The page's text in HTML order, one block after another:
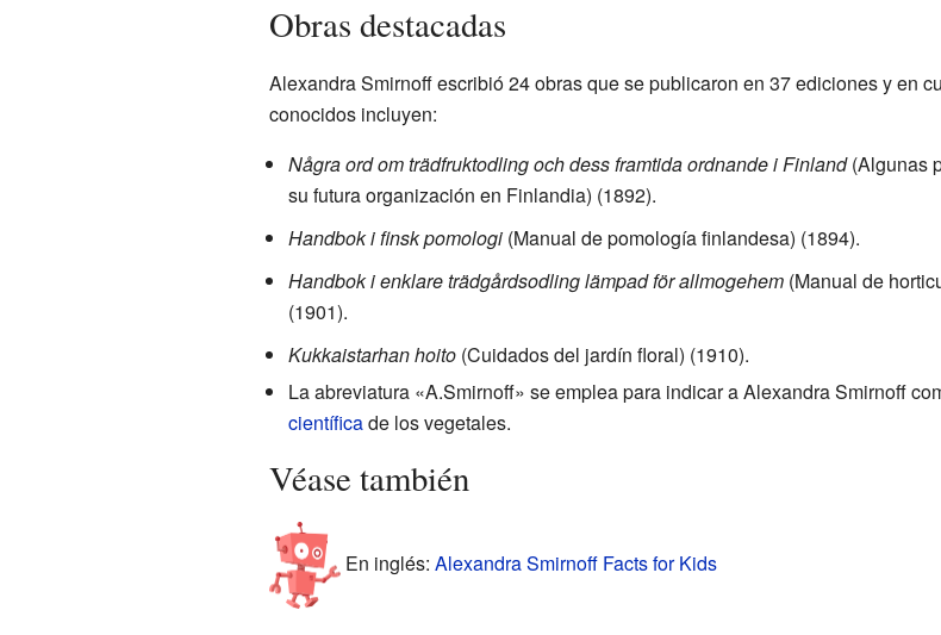
Obras destacadas
Alexandra Smirnoff escribió 24 obras que se publicaron en 37 ediciones y en
conocidos incluyen:
Några ord om trädfruktodling och dess framtida ordnande i Finland(Algunas
su futura organización en Finlandia) (1892).
Handbok i finsk pomologi(Manual de pomología finlandesa) (1894).
Handbok i enklare trädgårdsodling lämpad för allmogehem(Manual de
(1901).
Kukkaistarhan hoito(Cuidados del jardín floral) (1910).
La abreviatura «A.Smirnoff» se emplea para indicar a Alexandra Smirnoff
científicade los vegetales.
Véase también
En inglés: Alexandra Smirnoff Facts for Kids